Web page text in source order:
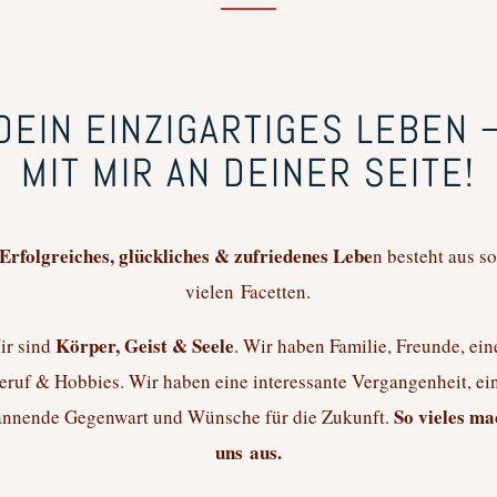
EINZIGARTIGES LEBEN
MIT MIR AN DEINER SEITE!
Erfolgreiches, glückliches & zufriedenes Leben besteht aus so
vielen Facetten.
sindKörper, Geist & Seele. Wir haben Familie, Freunde,
& Hobbies. Wir haben eine interessante Vergangenheit,
Gegenwart und Wünsche für die Zukunft.So vieles
uns aus.